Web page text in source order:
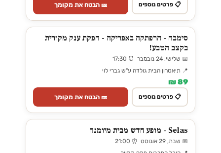
📋 פרטים נוספים 🎫 הבטח את מקומך
סימבה - הרפתקה באפריקה - הפקת ענק מקורית
בקצב הטבע!
📅 שלישי, 24 נובמבר ⏰ 17:30
📍 תיאטרון הבית גולדה ע"ש גברי לוי
89 ₪
📋 פרטים נוספים 🎫 הבטח את מקומך
Selas - מופע חדש מבית מיומנה
📅 שבת, 29 אוגוסט ⏰ 21:00